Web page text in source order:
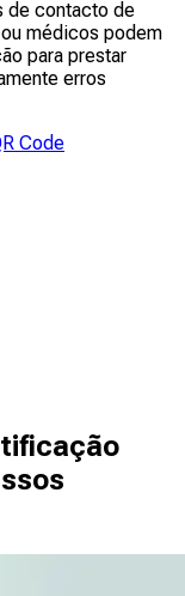
de contacto de
médicos podem
para prestar
erros
Code